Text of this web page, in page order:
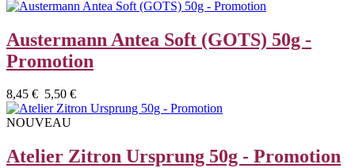
Austermann Antea Soft (GOTS) 50g -
Promotion
8,45 € 5,50 €
NOUVEAU
Atelier Zitron Ursprung 50g - Promotion